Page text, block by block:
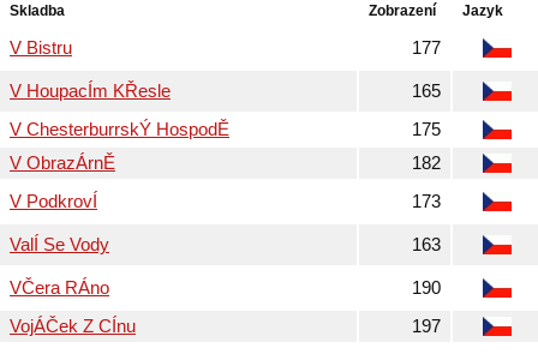
Skladba Zobrazení Jazyk
V Bistru 177
V HoupacÍm KŘesle
165
V ChesterburrskÝ HospodĚ
175
V ObrazÁrnĚ
182
V PodkrovÍ
173
ValÍ Se Vody 163
VČera RÁno
190
VojÁČek Z CÍnu
197